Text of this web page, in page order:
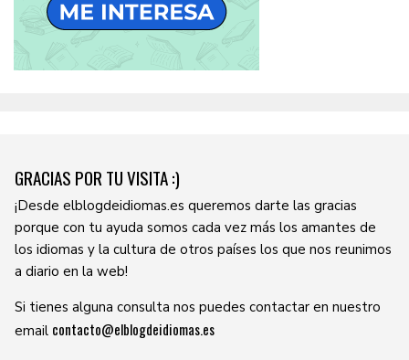
GRACIAS POR TU VISITA :)
¡Desde elblogdeidiomas.es queremos darte las gracias
porque con tu ayuda somos cada vez más los amantes de
los idiomas y la cultura de otros países los que nos reunimos
a diario en la web!
Si tienes alguna consulta nos puedes contactar en nuestro
email contacto@elblogdeidiomas.es